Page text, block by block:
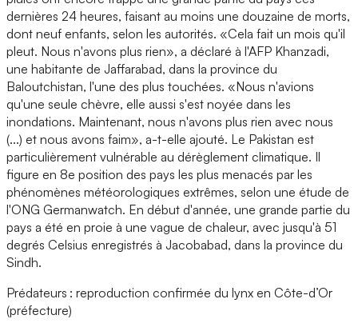
dernières 24 heures, faisant au moins une douzaine de morts,
dont neuf enfants, selon les autorités. «Cela fait un mois qu'il
pleut. Nous n'avons plus rien», a déclaré à l'AFP Khanzadi,
une habitante de Jaffarabad, dans la province du
Baloutchistan, l'une des plus touchées. «Nous n'avions
qu'une seule chèvre, elle aussi s'est noyée dans les
inondations. Maintenant, nous n'avons plus rien avec nous
(...) et nous avons faim», a-t-elle ajouté. Le Pakistan est
particulièrement vulnérable au dérèglement climatique. Il
figure en 8e position des pays les plus menacés par les
phénomènes météorologiques extrêmes, selon une étude de
l'ONG Germanwatch. En début d'année, une grande partie du
pays a été en proie à une vague de chaleur, avec jusqu'à 51
degrés Celsius enregistrés à Jacobabad, dans la province du
Sindh.
Prédateurs : reproduction confirmée du lynx en Côte-d’Or
(préfecture)